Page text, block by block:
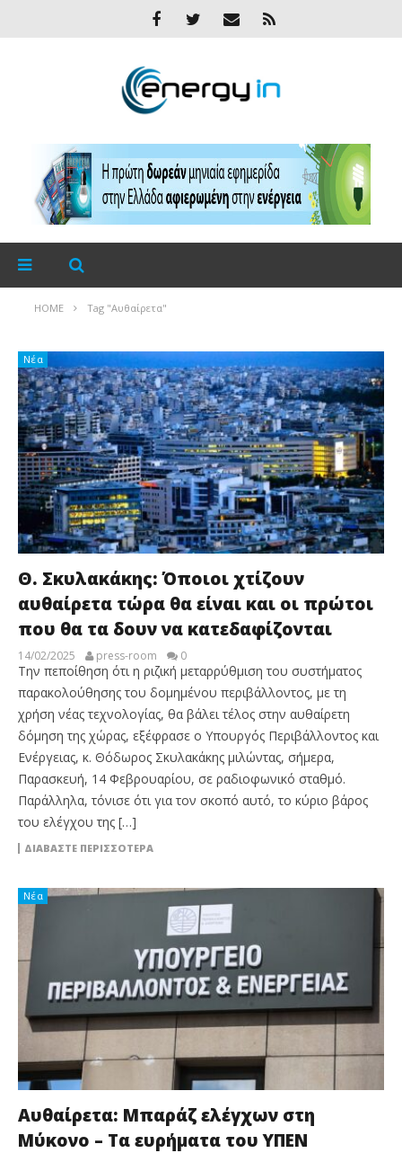
HOME Tag "Αυθαίρετα"
Νέα
Θ. Σκυλακάκης: Όποιοι χτίζουν
αυθαίρετα τώρα θα είναι και οι πρώτοι
που θα τα δουν να κατεδαφίζονται
14/02/2025 press-room 0
Tην πεποίθηση ότι η ριζική μεταρρύθμιση του συστήματος
παρακολούθησης του δομημένου περιβάλλοντος, με τη
χρήση νέας τεχνολογίας, θα βάλει τέλος στην αυθαίρετη
δόμηση της χώρας, εξέφρασε ο Υπουργός Περιβάλλοντος και
Ενέργειας, κ. Θόδωρος Σκυλακάκης μιλώντας, σήμερα,
Παρασκευή, 14 Φεβρουαρίου, σε ραδιοφωνικό σταθμό.
Παράλληλα, τόνισε ότι για τον σκοπό αυτό, το κύριο βάρος
του ελέγχου της […]
ΔΙΑΒΆΣΤΕ ΠΕΡΙΣΣΌΤΕΡΑ
Νέα
Αυθαίρετα: Μπαράζ ελέγχων στη
Μύκονο – Τα ευρήματα του ΥΠΕΝ